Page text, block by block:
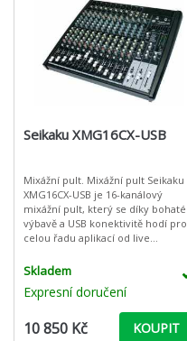
Seikaku XMG16CX-USB
Mixážní pult. Mixážní pult Seikaku
XMG16CX-USB je 16-kanálový
mixážní pult, který se díky bohaté
výbavě a USB konektivitě hodí pro
celou řadu aplikací od live
První část pultu je tvoře
Skladem
Expresní doručení
10 850 Kč KOUPIT